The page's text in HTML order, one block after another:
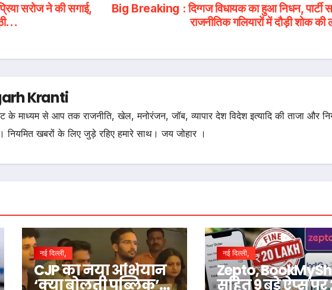
Big Breaking : दिग्गज विधायक का हुआ निधन, पार्टी
राजनीतिक गलियारों में दौड़ी शोक की
सरोज ने की सगाई,
Kranti
के माध्यम से आप तक राजनीति, खेल, मनोरंजन, जॉब, व्यापार देश विदेश इत्यादि की ताजा और
खबरों के लिए जुड़े रहिए हमारे साथ। जय जोहार ।
नई दिल्ली,
CJP का नया अभियान
‘क्या बोलती पब्लिक’
नई दिल्ली,
Zepto,
सहित 9 बड़े ऐप्स पर